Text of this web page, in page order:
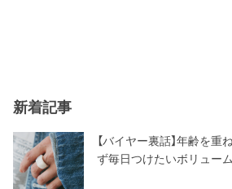
新着記事
【バイヤー裏話】年齢を
ず毎日つけたいボリュー